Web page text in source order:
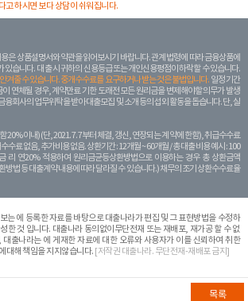
고 하시면 보다 상담이 쉬워집니다.
은 상품설명서와 약관을 읽어보시기 바랍니다. 관계 법령에 따라 금융상품에
있습니다. 대 출 시 귀하의 신용등급 또는 개인신용평점이 하락할 수 있습니다.
겨줄 수 있습니다. 중개수수료를 요구하거나 받는 것은 불법입니다. 일정 기간
연체될 경우, 계약만료 기한 도래전 모든 원리금을 변제해야할 의무가 발생
융회사의 업무위탁을 받아 대출모집 및 소개 등의 섭외 활동을 돕습니다. 단, 실
20% 이내) (단, 2021. 7. 7부터 체결, 갱신, 연장되는 계 약에 한함), 취급수수료
수료 없음, 추가비용 없음. 상환기간 : 12개월 ~ 60개월 / 총 대출 비용 예시 : 100
리 연20% 적용하여 원리금균등상환방법으로 이용하는 경우 총 상환금액
방법 등 대출계약 내용에 따라 달라질 수 있습니다.) 채무의 조기 상환수수료율
는에 등록한 자료를 바탕으로 대출나라가 편집 및 그 표현방법을 수정하
한 것 입니다. 대출나라 동의없이무단전재 또는 재배포, 재가공 할 수 없
대출나라는 에 게재한 자료에 대한 오류와 사용자가 이를 신뢰하여 취한
대해 책임을 지지않습니다. [저작권 대출나라. 무단전재-재배포 금지]
목록